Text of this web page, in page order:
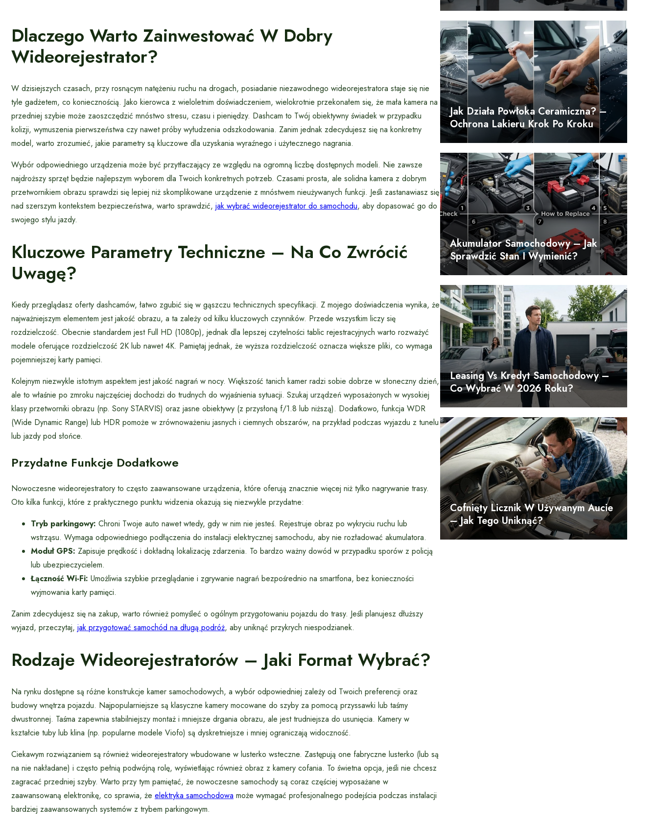
Dlaczego Warto Zainwestować W Dobry
Wideorejestrator?
W dzisiejszych czasach, przy rosnącym natężeniu ruchu na drogach, posiadanie niezawodnego wideorejestratora staje się nie
tyle gadżetem, co koniecznością. Jako kierowca z wieloletnim doświadczeniem, wielokrotnie przekonałem się, że mała kamera na
przedniej szybie może zaoszczędzić mnóstwo stresu, czasu i pieniędzy. Dashcam to Twój obiektywny świadek w przypadku
kolizji, wymuszenia pierwszeństwa czy nawet próby wyłudzenia odszkodowania. Zanim jednak zdecydujesz się na konkretny
model, warto zrozumieć, jakie parametry są kluczowe dla uzyskania wyraźnego i użytecznego nagrania.
Wybór odpowiedniego urządzenia może być przytłaczający ze względu na ogromną liczbę dostępnych modeli. Nie zawsze
najdroższy sprzęt będzie najlepszym wyborem dla Twoich konkretnych potrzeb. Czasami prosta, ale solidna kamera z dobrym
przetwornikiem obrazu sprawdzi się lepiej niż skomplikowane urządzenie z mnóstwem nieużywanych funkcji. Jeśli zastanawiasz się
nad szerszym kontekstem bezpieczeństwa, warto sprawdzić, jak wybrać wideorejestrator do samochodu, aby dopasować go do
swojego stylu jazdy.
Kluczowe Parametry Techniczne – Na Co Zwrócić
Uwagę?
Kiedy przeglądasz oferty dashcamów, łatwo zgubić się w gąszczu technicznych specyfikacji. Z mojego doświadczenia wynika, że
najważniejszym elementem jest jakość obrazu, a ta zależy od kilku kluczowych czynników. Przede wszystkim liczy się
rozdzielczość. Obecnie standardem jest Full HD (1080p), jednak dla lepszej czytelności tablic rejestracyjnych warto rozważyć
modele oferujące rozdzielczość 2K lub nawet 4K. Pamiętaj jednak, że wyższa rozdzielczość oznacza większe pliki, co wymaga
pojemniejszej karty pamięci.
Kolejnym niezwykle istotnym aspektem jest jakość nagrań w nocy. Większość tanich kamer radzi sobie dobrze w słoneczny dzień,
ale to właśnie po zmroku najczęściej dochodzi do trudnych do wyjaśnienia sytuacji. Szukaj urządzeń wyposażonych w wysokiej
klasy przetworniki obrazu (np. Sony STARVIS) oraz jasne obiektywy (z przysłoną f/1.8 lub niższą). Dodatkowo, funkcja WDR
(Wide Dynamic Range) lub HDR pomoże w zrównoważeniu jasnych i ciemnych obszarów, na przykład podczas wyjazdu z tunelu
lub jazdy pod słońce.
Przydatne Funkcje Dodatkowe
Nowoczesne wideorejestratory to często zaawansowane urządzenia, które oferują znacznie więcej niż tylko nagrywanie trasy.
Oto kilka funkcji, które z praktycznego punktu widzenia okazują się niezwykle przydatne:
Tryb parkingowy: Chroni Twoje auto nawet wtedy, gdy w nim nie jesteś. Rejestruje obraz po wykryciu ruchu lub
wstrząsu. Wymaga odpowiedniego podłączenia do instalacji elektrycznej samochodu, aby nie rozładować akumulatora.
Moduł GPS: Zapisuje prędkość i dokładną lokalizację zdarzenia. To bardzo ważny dowód w przypadku sporów z policją
lub ubezpieczycielem.
Łączność Wi-Fi: Umożliwia szybkie przeglądanie i zgrywanie nagrań bezpośrednio na smartfona, bez konieczności
wyjmowania karty pamięci.
Zanim zdecydujesz się na zakup, warto również pomyśleć o ogólnym przygotowaniu pojazdu do trasy. Jeśli planujesz dłuższy
wyjazd, przeczytaj, jak przygotować samochód na długą podróż, aby uniknąć przykrych niespodzianek.
Rodzaje Wideorejestratorów – Jaki Format Wybrać?
Na rynku dostępne są różne konstrukcje kamer samochodowych, a wybór odpowiedniej zależy od Twoich preferencji oraz
budowy wnętrza pojazdu. Najpopularniejsze są klasyczne kamery mocowane do szyby za pomocą przyssawki lub taśmy
dwustronnej. Taśma zapewnia stabilniejszy montaż i mniejsze drgania obrazu, ale jest trudniejsza do usunięcia. Kamery w
kształcie tuby lub klina (np. popularne modele Viofo) są dyskretniejsze i mniej ograniczają widoczność.
Ciekawym rozwiązaniem są również wideorejestratory wbudowane w lusterko wsteczne. Zastępują one fabryczne lusterko (lub są
na nie nakładane) i często pełnią podwójną rolę, wyświetlając również obraz z kamery cofania. To świetna opcja, jeśli nie chcesz
zagracać przedniej szyby. Warto przy tym pamiętać, że nowoczesne samochody są coraz częściej wyposażane w
zaawansowaną elektronikę, co sprawia, że elektryka samochodowa może wymagać profesjonalnego podejścia podczas instalacji
bardziej zaawansowanych systemów z trybem parkingowym.
Jak Działa Powłoka Ceramiczna? –
Ochrona Lakieru Krok Po Kroku
Akumulator Samochodowy – Jak
Sprawdzić Stan I Wymienić?
Leasing Vs Kredyt Samochodowy –
Co Wybrać W 2026 Roku?
Cofnięty Licznik W Używanym Aucie
– Jak Tego Uniknąć?